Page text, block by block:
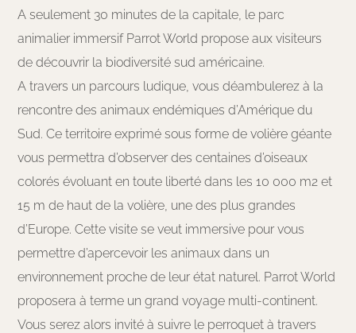
A seulement 30 minutes de la capitale, le parc
animalier immersif Parrot World propose aux visiteurs
de découvrir la biodiversité sud américaine.
A travers un parcours ludique, vous déambulerez à la
rencontre des animaux endémiques d’Amérique du
Sud. Ce territoire exprimé sous forme de volière géante
vous permettra d’observer des centaines d’oiseaux
colorés évoluant en toute liberté dans les 10 000 m2 et
15 m de haut de la volière, une des plus grandes
d’Europe. Cette visite se veut immersive pour vous
permettre d’apercevoir les animaux dans un
environnement proche de leur état naturel. Parrot World
proposera à terme un grand voyage multi-continent.
Vous serez alors invité à suivre le perroquet à travers